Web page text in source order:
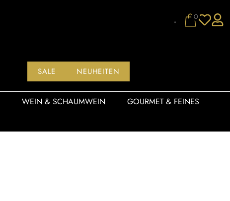
0
SALE NEUHEITEN
WEIN & SCHAUMWEIN
GOURMET & FEINES